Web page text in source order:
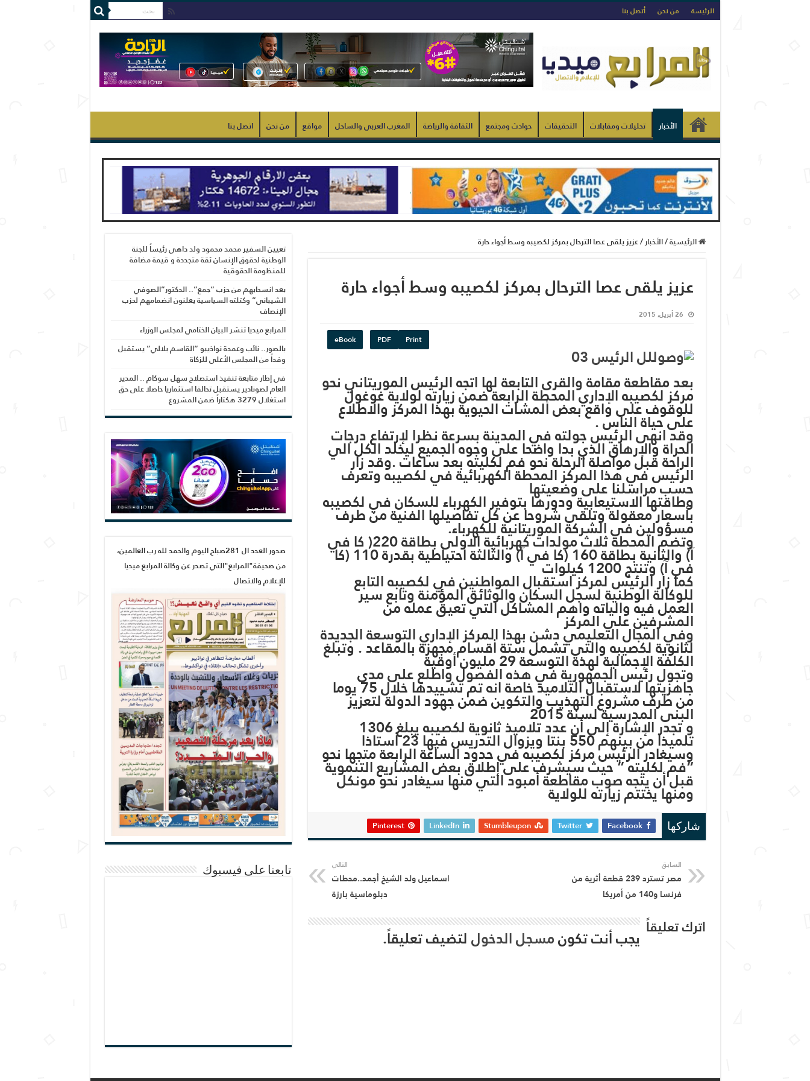
الرئيسة من نحن أتصل بنا
الأخبار تحليلات ومقابلات التحقيقات حوادث ومجتمع الثقافة والرياضة المغرب العربي والساحل مواقع من نحن اتصل بنا
الرئيسية/الأخبار/عزيز يلقى عصا الترحال بمركز لكصيبه وسط أجواء حارة
عزيز يلقى عصا الترحال بمركز لكصيبه وسط أجواء حارة
26 أبريل, 2015
Print
PDF
eBook
بعد مقاطعة مقامة والقرى التابعة لها اتجه الرئيس الموريتاني نحو
مركز لكصيبه الإداري المحطة الرابعة ضمن زيارته لولاية غوغول
للوقوف على واقع بعض ألمشات الحيوية بهذا المركز والاطلاع
على حياة الناس .
وقد انهى الرئيس جولته في المدينة بسرعة نظرا لإرتفاع درجات
الحراة والإرهاق الذي بدا واضحا على وجوه الجميع ليخلد الكل الي
الراحة قبل مواصلة الرحلة نحو فم لكليته بعد ساعات .وقد زار
الرئيس في هذا المركز المحطة الكهربائية في لكصيبه وتعرف
حسب مراسلنا على وضعيتها
وطاقتها الاستيعابية ودورها بتوفير الكهرباء للسكان في لكصيبه
بأسعار معقولة وتلقى شروحا عن كل تفاصيلها الفنية من طرف
مسؤولين في الشركة الموريتانية للكهرباء. وتضم المحطة ثلاث مولدات كهربائية الاولى بطاقة 220( كا في
آ) والثانية بطاقة 160 (كا في آ) والثالثة احتياطية بقدرة 110 (كا في آ) وتنتج 1200 كيلوات
كما زار الرئيس لمركز استقبال المواطنين في لكصيبه التابع
للوكالة الوطنية لسجل السكان والوثائق المؤمنة وتابع سير
العمل فيه والياته واهم المشاكل التي تعيق عمله من
المشرفين علي المركز
وفي المجال التعليمي دشن بهذا المركز الإداري التوسعة الجديدة
لثانوية لكصيبه والتي تشمل ستة أقسام مجهزة بالمقاعد . وتبلغ
الكلفة الإجمالية لهذه التوسعة 29 مليون أوقية
وتجول رئيس الجمهورية في هذه الفصول واطلع على مدىجاهزيتها لاستقبال التلاميذ خاصة انه تم تشييدها خلال 75 يومامن طرف مشروع التهذيب والتكوين ضمن جهود الدولة لتعزيز
البنى المدرسية لسنة 2015 و تجدر الإشارة إلى أن عدد تلاميذ ثانوية لكصيبه يبلغ 1306 تلميذا من بينهم 550 بنتا ويزوال التدريس فيها 23 أستاذا
وسيغادر الرئيس مركز لكصيبه في حدود الساعة الرابعة متجها نحو
“فم لكليته ” حيث سيشرف على إطلاق بعض المشاريع التنموية
قبل أن يتجه صوب مقاطعة أمبود التي منها سيغادر نحو مونكل
ومنها يختتم زيارته للولاية
شاركها Facebook
Twitter
Stumbleupon
LinkedIn
Pinterest
السابق
مصر تسترد 239 قطعة أثرية من
فرنسا و140 من أمريكا
التالي
اسماعيل ولد الشيخ أجمد..محطات
دبلوماسية بارزة
اترك تعليقاً يجب أنت تكونمسجل الدخوللتضيف تعليقاً.
تعيين السفير محمد محمود ولد داهي رئيساً للجنة
الوطنية لحقوق الإنسان ثقة متجددة و قيمة مضافة
للمنظومة الحقوقية
بعد انسحابهم من حزب “جمع”.. الدكتور”الصوفي
الشيباني” وكتلته السياسية يعلنون انضمامهم لحزب
الإنصاف
المرابع ميديا تنشر البيان الختامي لمجلس الوزراء
بالصور.. نائب وعمدة نواذيبو “القاسم بلالي” يستقبل
وفداً من المجلس الأعلى للزكاة
في إطار متابعة تنفيذ استصلاح سهل سوكام .. المدير
العام لصونادير يستقبل تحالفا استثماريا حاصلا على حق
استغلال 3279 هكتاراً ضمن المشروع
صدور العدد ال 281صباح اليوم والحمد لله رب العالمين،
من صحيفة"المرابع"التي تصدر عن وكالة المرابع ميديا
للإعلام والاتصال
تابعنا على فيسبوك